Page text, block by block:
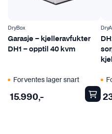
DryBox
Garasje – kjelleravfukter
DH1 – opptil 40 kvm
Forventes lager snart
15.990,-